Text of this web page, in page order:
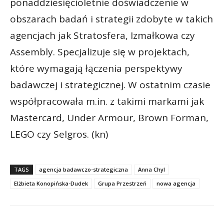
ponaddziesięcioletnie doświadczenie w
obszarach badań i strategii zdobyte w takich
agencjach jak Stratosfera, Izmałkowa czy
Assembly. Specjalizuje się w projektach,
które wymagają łączenia perspektywy
badawczej i strategicznej. W ostatnim czasie
współpracowała m.in. z takimi markami jak
Mastercard, Under Armour, Brown Forman,
LEGO czy Selgros. (kn)
TAGS agencja badawczo-strategiczna
Anna Chyl
Elżbieta Konopińska-Dudek
Grupa Przestrzeń nowa agencja